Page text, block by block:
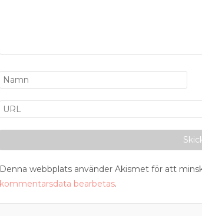
Denna webbplats använder Akismet för att
kommentarsdata bearbetas.